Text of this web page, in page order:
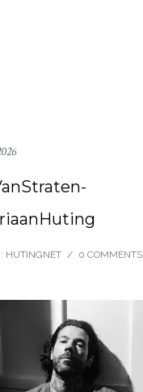
: HUTINGNET / 0 COMMENTS